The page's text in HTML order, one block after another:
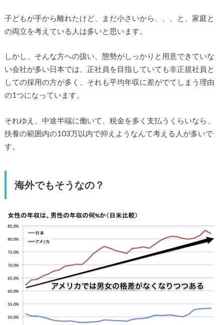
子どもが手から離れたけど、まだ小さいから、、、と、家庭と
の両立を考えている人は多いと思います。
しかし、そんな方への扱い、態勢がしっかりと用意できていな
い会社が多い日本では、正社員を目指していても非正規社員と
しての採用の方が多く、それも平均年収に差がでてしまう理由
の1つになっています。
それゆえ、中途半端に働いて、税金を多く支払うくらいなら、
扶養の範囲内の103万以内で抑えようなんて考える人が多いで
す。
海外でもそうなの？